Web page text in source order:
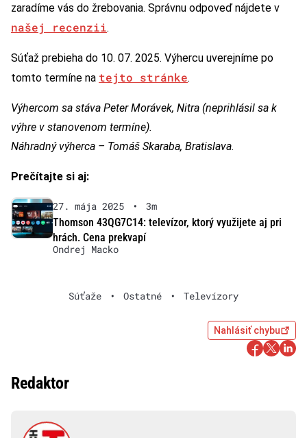
zaradíme vás do žrebovania. Správnu odpoveď nájdete v
našej recenzii.
Súťaž prebieha do 10. 07. 2025. Výhercu uverejníme po
tomto termíne na tejto stránke.
Výhercom sa stáva Peter Morávek, Nitra (neprihlásil sa k
výhre v stanovenom termíne).
Náhradný výherca – Tomáš Skaraba, Bratislava.
Prečítajte si aj:
27. mája 2025 •
3m
Thomson 43QG7C14: televízor, ktorý využijete aj pri
hrách. Cena prekvapí
Ondrej Macko
Súťaže • Ostatné • Televízory
Nahlásiť chybu
Redaktor